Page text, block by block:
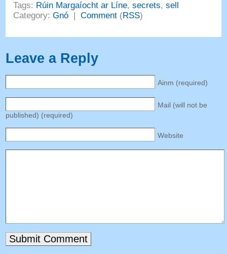
Tags: Rúin Margaíocht ar Líne,secrets,sell
Category:Gnó |Comment (RSS)
Leave a Reply
Ainm (required)
Mail (will not be
published) (required)
Website